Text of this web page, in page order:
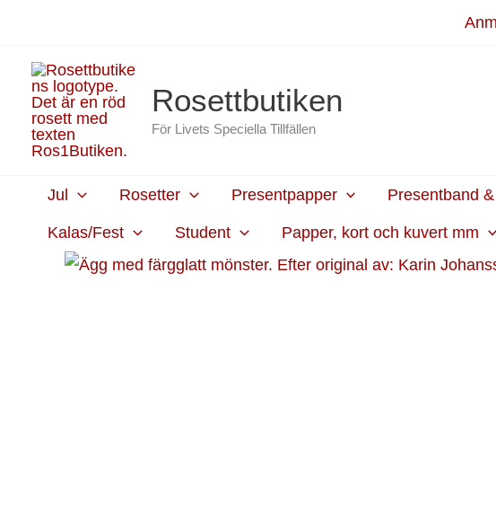
innehåll
Rosettbutiken
För Livets Speciella Tillfällen
Jul Rosetter Presentpapper Presentband
Kalas/Fest Student Papper, kort och kuvert mm